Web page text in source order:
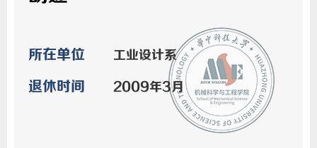
所在单位 工业设计系
退休时间 2009年3月